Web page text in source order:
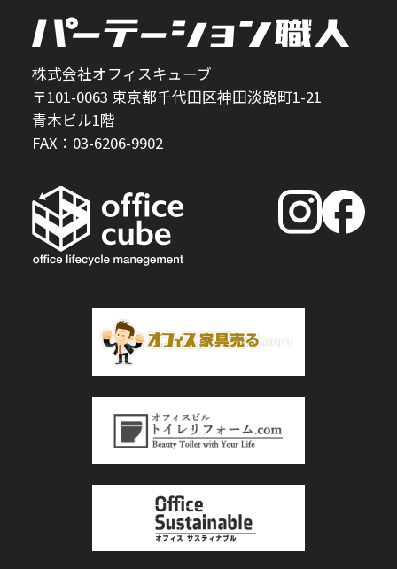
株式会社オフィスキューブ
〒101-0063 東京都千代田区神田淡路町1-21
青木ビル1階
FAX：03-6206-9902